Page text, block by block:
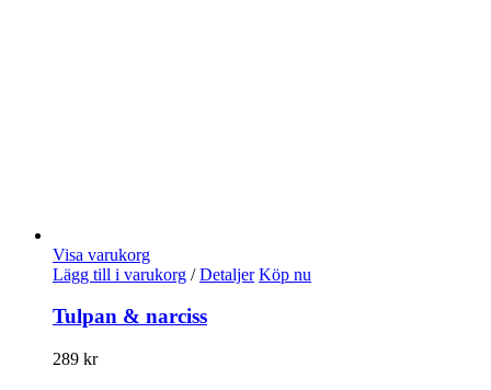
Visa varukorg
Lägg till i varukorg / Detaljer Köp nu
Tulpan & narciss
289 kr